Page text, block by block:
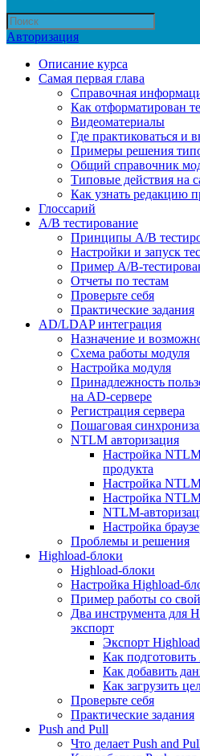
Авторизация
Описание курса
Самая первая глава
Справочная
Как отформатирован
Видеоматериалы
Где практиковаться и
Примеры решения
Общий справочник
Типовые действия на
Как узнать редакцию
Глоссарий
A/B тестирование
Принципы A/B
Настройки и запуск
Пример A/B-
Отчеты по тестам
Проверьте себя
Практические задания
AD/LDAP интеграция
Назначение и
Схема работы модуля
Настройка модуля
Принадлежность
на AD-сервере
Регистрация сервера
Пошаговая
NTLM авторизация
Настройка
продукта
Настройка
Настройка
NTLM-
Настройка
Проблемы и решения
Highload-блоки
Highload-блоки
Настройка Highload-
Пример работы со
Два инструмента для
экспорт
Экспорт
Как
Как добавить
Как загрузить
Проверьте себя
Практические задания
Push and Pull
Что делает Push and